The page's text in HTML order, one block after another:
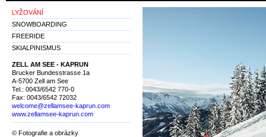
LYŽOVÁNÍ
SNOWBOARDING
FREERIDE
SKIALPINISMUS
ZELL AM SEE - KAPRUN
Brucker Bundesstrasse 1a
A-5700 Zell am See
Tel.: 0043/6542 770-0
Fax: 0043/6542 72032
welcome@zellamsee-kaprun.com
www.zellamsee-kaprun.com
© Fotografie a obrázky